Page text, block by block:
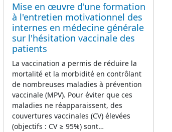
Mise en œuvre d'une formation
à l'entretien motivationnel des
internes en médecine générale
sur l'hésitation vaccinale des
patients
La vaccination a permis de réduire la
mortalité et la morbidité en contrôlant
de nombreuses maladies à prévention
vaccinale (MPV). Pour éviter que ces
maladies ne réapparaissent, des
couvertures vaccinales (CV) élevées
(objectifs : CV ≥ 95%) sont…